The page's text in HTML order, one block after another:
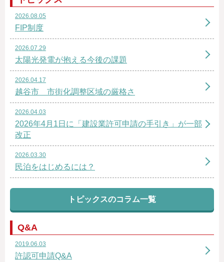
2026.08.05
FIP制度
2026.07.29
太陽光発電が抱える今後の課題
2026.04.17
越谷市 市街化調整区域の厳格さ
2026.04.03
2026年4月1日に「建設業許可申請の手引き」が一部
改正
2026.03.30
民泊をはじめるには？
トピックスのコラム一覧
Q&A
2019.06.03
許認可申請Q&A